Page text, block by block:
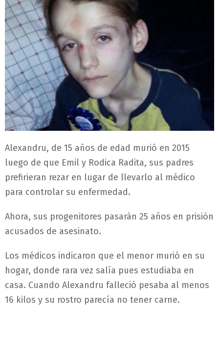
Alexandru, de 15 años de edad murió en 2015
luego de que Emil y Rodica Radita, sus padres
prefirieran rezar en lugar de llevarlo al médico
para controlar su enfermedad.
Ahora, sus progenitores pasarán 25 años en prisión
acusados de asesinato.
Los médicos indicaron que el menor murió en su
hogar, donde rara vez salía pues estudiaba en
casa. Cuando Alexandru falleció pesaba al menos
16 kilos y su rostro parecía no tener carne.